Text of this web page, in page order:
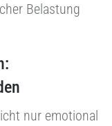
Belastung
nur emotional